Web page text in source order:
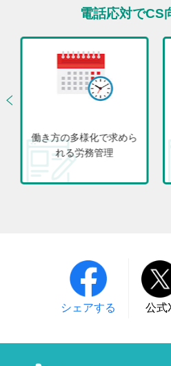
電話応対でCS
働き方の多様化で求めら
れる労務管理
シェアする 公式